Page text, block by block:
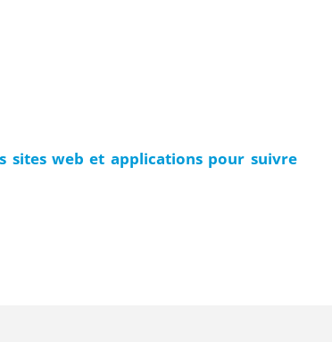
sites web et applications pour suivre